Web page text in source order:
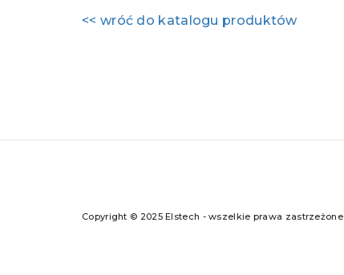
<< wróć do katalogu produktów
Copyright © 2025 Elstech - wszelkie prawa zastrzeżone